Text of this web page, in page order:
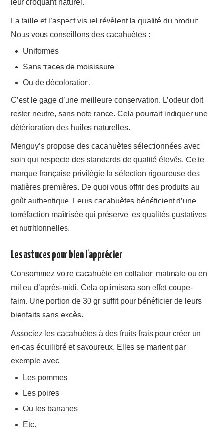
leur croquant naturel.
La taille et l’aspect visuel révèlent la qualité du produit.
Nous vous conseillons des cacahuètes :
Uniformes
Sans traces de moisissure
Ou de décoloration.
C’est le gage d’une meilleure conservation. L’odeur doit
rester neutre, sans note rance. Cela pourrait indiquer une
détérioration des huiles naturelles.
Menguy’s propose des cacahuètes sélectionnées avec
soin qui respecte des standards de qualité élevés. Cette
marque française privilégie la sélection rigoureuse des
matières premières. De quoi vous offrir des produits au
goût authentique. Leurs cacahuètes bénéficient d’une
torréfaction maîtrisée qui préserve les qualités gustatives
et nutritionnelles.
Les astuces pour bien l’apprécier
Consommez votre cacahuète en collation matinale ou en
milieu d’après-midi. Cela optimisera son effet coupe-
faim. Une portion de 30 gr suffit pour bénéficier de leurs
bienfaits sans excès.
Associez les cacahuètes à des fruits frais pour créer un
en-cas équilibré et savoureux. Elles se marient par
exemple avec
Les pommes
Les poires
Ou les bananes
Etc.